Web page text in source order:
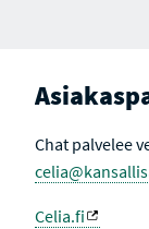
Chat palvelee
Celia.fi